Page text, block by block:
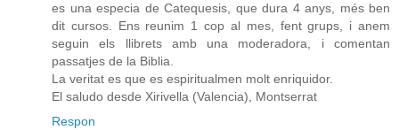
es una especia de Catequesis, que dura 4 anys, més ben
dit cursos. Ens reunim 1 cop al mes, fent grups, i anem
seguin els llibrets amb una moderadora, i comentan
passatjes de la Biblia.
La veritat es que es espiritualmen molt enriquidor.
El saludo desde Xirivella (Valencia), Montserrat
Respon